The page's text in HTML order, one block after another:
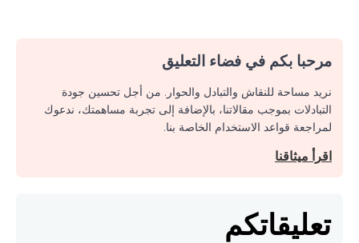
مرحبا بكم في فضاء التعليق
نريد مساحة للنقاش والتبادل والحوار. من أجل تحسين جودة
التبادلات بموجب مقالاتنا، بالإضافة إلى تجربة مساهمتك، ندعوك
لمراجعة قواعد الاستخدام الخاصة بنا.
اقرأ ميثاقنا
تعليقاتكم